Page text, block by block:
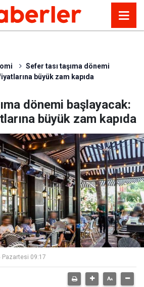
Sefer tası taşıma dönemi
büyük zam kapıda
dönemi başlayacak:
büyük zam kapıda
Pazartesi 09:17